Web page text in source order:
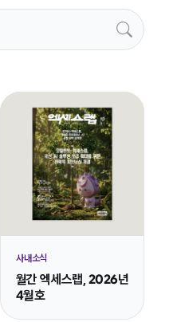
검색
사내소식
월간 엑세스랩, 2026년
4월호